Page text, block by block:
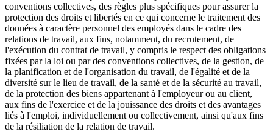
conventions collectives, des règles plus spécifiques pour assurer la
protection des droits et libertés en ce qui concerne le traitement des
données à caractère personnel des employés dans le cadre des
relations de travail, aux fins, notamment, du recrutement, de
l'exécution du contrat de travail, y compris le respect des obligations
fixées par la loi ou par des conventions collectives, de la gestion, de
la planification et de l'organisation du travail, de l'égalité et de la
diversité sur le lieu de travail, de la santé et de la sécurité au travail,
de la protection des biens appartenant à l'employeur ou au client,
aux fins de l'exercice et de la jouissance des droits et des avantages
liés à l'emploi, individuellement ou collectivement, ainsi qu'aux fins
de la résiliation de la relation de travail.